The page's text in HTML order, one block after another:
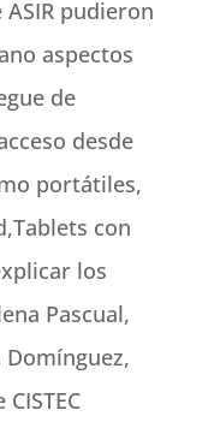
pudieron
aspectos
de
desde
portátiles,
con
los
Pascual,
Domínguez,